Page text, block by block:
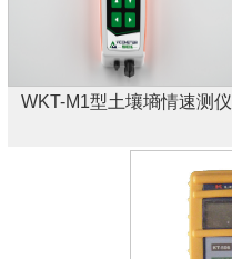
WKT-M1型土壤墒情速测仪